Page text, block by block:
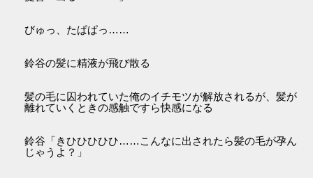
びゅっ、たぱぱっ……
鈴谷の髪に精液が飛び散る
髪の毛に囚われていた俺のイチモツが解放されるが、髪が
離れていくときの感触ですら快感になる
鈴谷「きひひひひひ……こんなに出されたら髪の毛が孕ん
じゃうよ？」